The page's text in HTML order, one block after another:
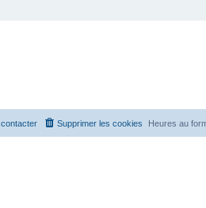
Heures au
Supprimer les cookies